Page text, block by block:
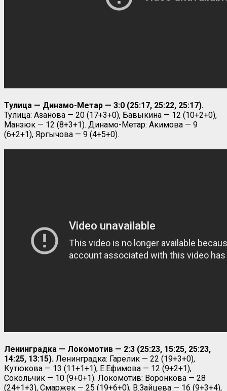
Тулица — Динамо-Метар — 3:0 (25:17, 25:22, 25:17).
Тулица: Азанова — 20 (17+3+0), Бавыкина — 12 (10+2+0),
Манзюк — 12 (8+3+1). Динамо-Метар: Акимова — 9
(6+2+1), Яргычова — 9 (4+5+0).
Ленинградка — Локомотив — 2:3 (25:23, 15:25, 25:23,
14:25, 13:15). Ленинградка: Гарелик — 22 (19+3+0),
Кутюкова — 13 (11+1+1), Е.Ефимова — 12 (9+2+1),
Сокольчик — 10 (9+0+1). Локомотив: Воронкова — 28
(24+1+3), Смаржек — 25 (19+6+0), В.Зайцева — 16 (9+3+4),